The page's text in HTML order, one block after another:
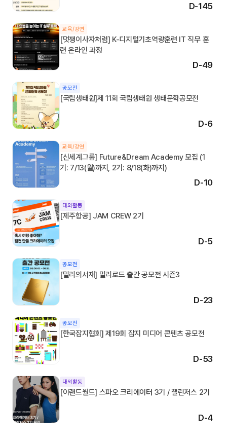
D-145
교육/강연
[멋쟁이사자처럼] K-디지털기초역량훈련 IT 직무 훈
련 온라인 과정
D-49
공모전
[국립생태원]제 11회 국립생태원 생태문학공모전
D-6
교육/강연
[신세계그룹] Future&Dream Academy 모집 (1
기: 7/13(월)까지, 2기: 8/18(화)까지)
D-10
대외활동
[제주항공] JAM CREW 2기
D-5
공모전
[밀리의서재] 밀리로드 출간 공모전 시즌3
D-23
공모전
[한국잡지협회] 제19회 잡지 미디어 콘텐츠 공모전
D-53
대외활동
[이랜드월드] 스파오 크리에이터 3기 / 챌린저스 2기
D-4